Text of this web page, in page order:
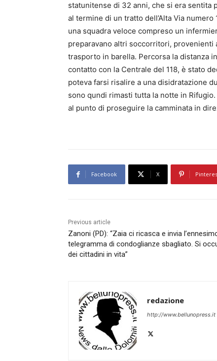
statunitense di 32 anni, che si era sentita
al termine di un tratto dell’Alta Via
una squadra veloce compreso un
preparavano altri soccorritori,
trasporto in barella. Percorsa la distanza
contatto con la Centrale del 118, è stato
poteva farsi risalire a una disidratazione
sono qundi rimasti tutta la notte in
al punto di proseguire la camminata in
Facebook X
Previous article
Zanoni (PD): “Zaia ci ricasca e invia
telegramma di condoglianze sbagliato. Si
dei cittadini in vita”
redazione
http://www.bellunopress.it